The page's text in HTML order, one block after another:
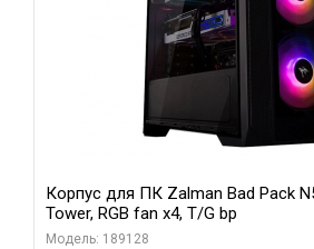
Корпус для ПК Zalman Bad Pack N5 TF ATX Mid
Tower, RGB fan x4, T/G bp
Модель: 189128